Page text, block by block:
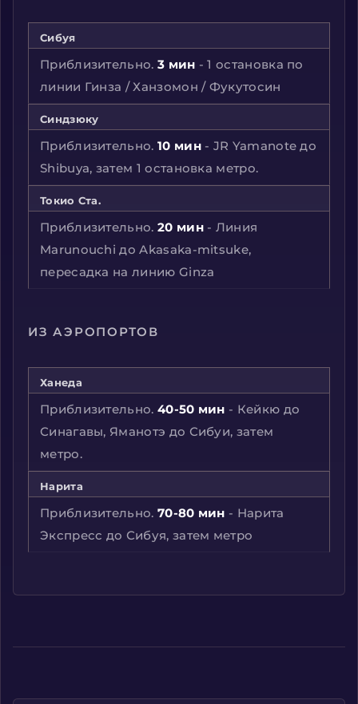
Сибуя
Приблизительно. 3 мин - 1 остановка по
линии Гинза / Ханзомон / Фукутосин
Синдзюку
Приблизительно. 10 мин- JR Yamanote до
Shibuya, затем 1 остановка метро.
Токио Ста.
Приблизительно. 20 мин- Линия
Marunouchi до Akasaka-mitsuke,
пересадка на линию Ginza
ИЗ АЭРОПОРТОВ
Ханеда
Приблизительно. 40-50 мин - Кейкю до
Синагавы, Яманотэ до Сибуи, затем
метро.
Нарита
Приблизительно. 70-80 мин - Нарита
Экспресс до Сибуя, затем метро